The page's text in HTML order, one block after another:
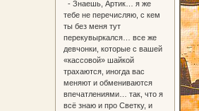
- Знаешь, Артик… я же
тебе не перечисляю, с кем
ты без меня тут
перекувыркался… все же
девчонки, которые с вашей
«кассовой» шайкой
трахаются, иногда вас
меняют и обмениваются
впечатлениями… так, что я
всё знаю и про Светку, и